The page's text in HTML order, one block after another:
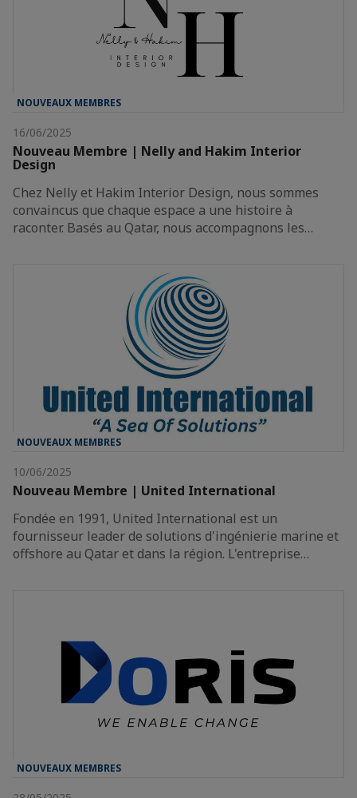
NOUVEAUX MEMBRES
16/06/2025
Nouveau Membre | Nelly and Hakim Interior
Design
Chez Nelly et Hakim Interior Design, nous sommes
convaincus que chaque espace a une histoire à
raconter. Basés au Qatar, nous accompagnons les…
NOUVEAUX MEMBRES
10/06/2025
Nouveau Membre | United International
Fondée en 1991, United International est un
fournisseur leader de solutions d'ingénierie marine et
offshore au Qatar et dans la région. L'entreprise…
NOUVEAUX MEMBRES